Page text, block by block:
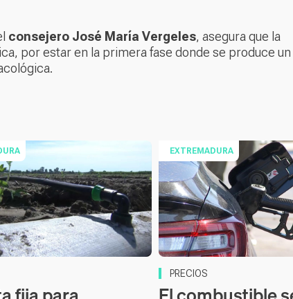
consejero José María Vergeles, asegura que la
por estar en la primera fase donde se produce un
EXTREMADURA
PRECIOS